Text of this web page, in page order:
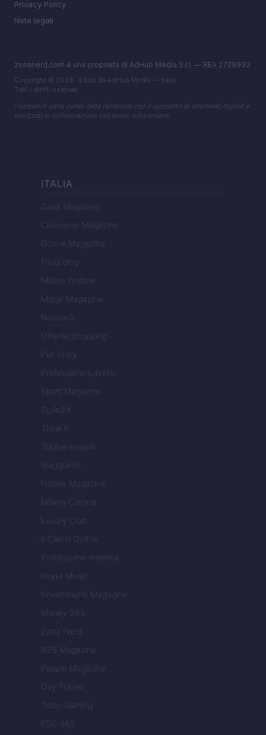
Privacy Policy
Note legali
zonanerd.com è una proprietà di AdHub Media S.r.l. — REA 2729933
Copyright © 2026 · Edito da AdHub Media — Italia
Tutti i diritti riservati
I contenuti sono curati dalla redazione con il supporto di strumenti digitali e
realizzati in collaborazione con autori indipendenti.
ITALIA
Casa Magazine
Cineverse Magazine
Donne Magazine
Food Blog
Milano Notizie
Motor Magazine
Notizie.it
Offerte Shopping
Pet Story
Professione Lavoro
Sport Magazine
Style24
Think.it
Tuobenessere
Viaggiamo
Nonne Magazine
Milano Cortina
Luxury Club
Il Calcio Online
Professione mamma
World Music
Investimenti Magazine
Money 365
Zona Nerd
B2B Magazine
People Magazine
Day Travel
Tutto Gaming
ESG 365